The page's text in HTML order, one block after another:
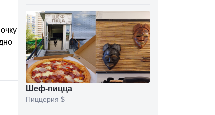
Шеф-пицца
Пиццерия $